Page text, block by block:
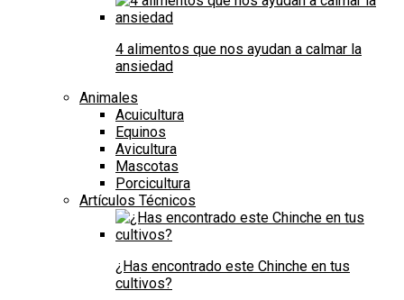
4 alimentos que nos ayudan a calmar la
ansiedad
Animales
Acuicultura
Equinos
Avicultura
Mascotas
Porcicultura
Artículos Técnicos
¿Has encontrado este Chinche en tus
cultivos?